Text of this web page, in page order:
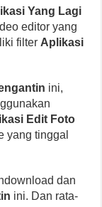
Yang Lagi
editor yang
filter Aplikasi
ini,
Edit Foto
yang tinggal
dan
ini. Dan rata-